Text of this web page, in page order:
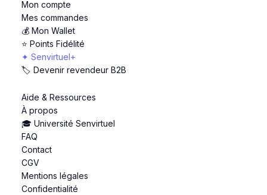
Mon compte
Mes commandes
💰 Mon Wallet
⭐ Points Fidélité
✦ Senvirtuel+
🏷️ Devenir revendeur B2B
Aide & Ressources
À propos
🎓 Université Senvirtuel
FAQ
Contact
CGV
Mentions légales
Confidentialité